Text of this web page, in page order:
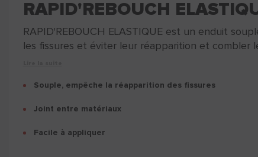
RAPID'REBOUCH
RAPID'REBOUCH ELASTIQUE est un enduit
les fissures et éviter leur réapparition et combler
Souple, empêche la réapparition des fissures
Joint entre matériaux
Facile à appliquer